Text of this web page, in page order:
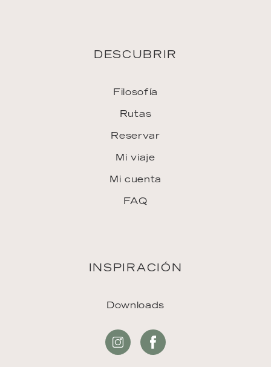
DESCUBRIR
Filosofía
Rutas
Reservar
Mi viaje
Mi cuenta
FAQ
INSPIRACIÓN
Downloads